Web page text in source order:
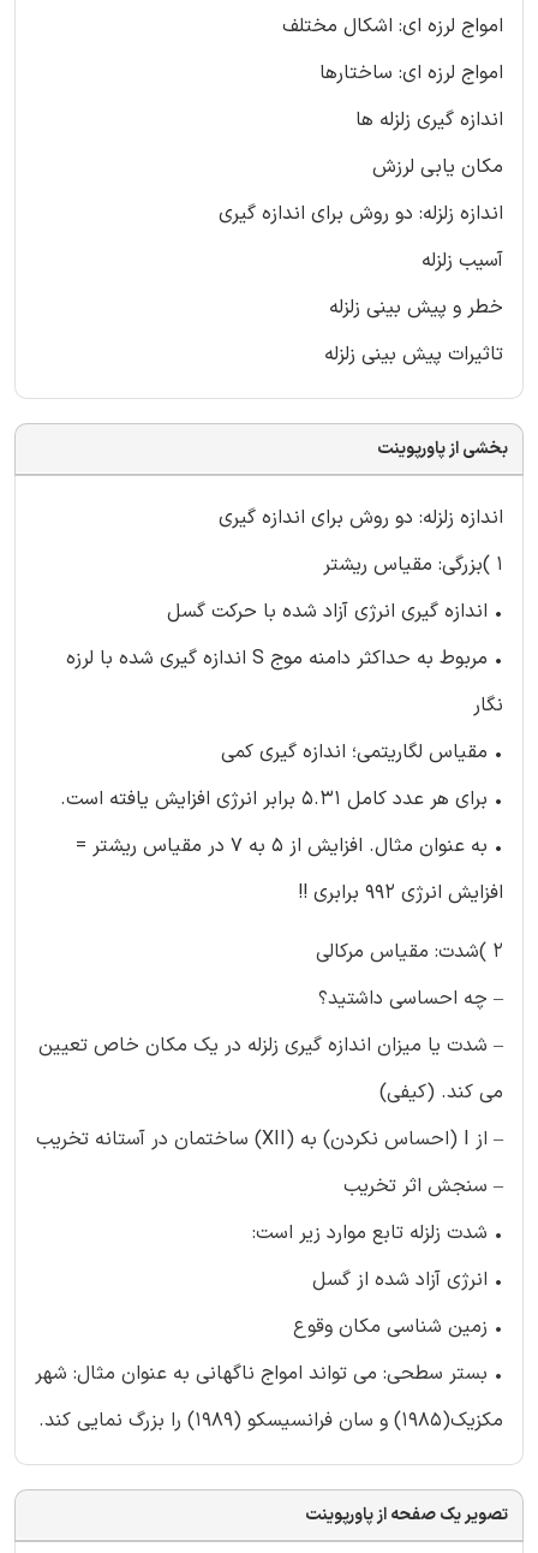
امواج لرزه ای: اشکال مختلف
امواج لرزه ای: ساختارها
اندازه گیری زلزله ها
مکان یابی لرزش
اندازه زلزله: دو روش برای اندازه گیری
آسیب زلزله
خطر و پیش بینی زلزله
تاثیرات پیش بینی زلزله
بخشی از پاورپوینت
اندازه زلزله: دو روش برای اندازه گیری
1 )بزرگی: مقیاس ریشتر
• اندازه گیری انرژی آزاد شده با حرکت گسل
• مربوط به حداکثر دامنه موج S اندازه گیری شده با لرزه
نگار
• مقیاس لگاریتمی؛ اندازه گیری کمی
• برای هر عدد کامل 5.31 برابر انرژی افزایش یافته است.
• به عنوان مثال. افزایش از 5 به 7 در مقیاس ریشتر =
افزایش انرژی 992 برابری !!
2 )شدت: مقیاس مرکالی
– چه احساسی داشتید؟
– شدت یا میزان اندازه گیری زلزله در یک مکان خاص تعیین
می کند. (کیفی)
– از I (احساس نکردن) به (XII) ساختمان در آستانه تخریب
– سنجش اثر تخریب
• شدت زلزله تابع موارد زیر است:
• انرژی آزاد شده از گسل
• زمین شناسی مکان وقوع
• بستر سطحی: می تواند امواج ناگهانی به عنوان مثال: شهر
مکزیک(1985) و سان فرانسیسکو (1989) را بزرگ نمایی کند.
تصویر یک صفحه از پاورپوینت